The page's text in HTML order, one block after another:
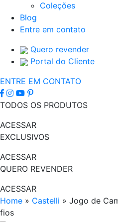
Coleções
Blog
Entre em contato
Quero revender
Portal do Cliente
ENTRE EM CONTATO
TODOS OS PRODUTOS
ACESSAR
EXCLUSIVOS
ACESSAR
QUERO REVENDER
ACESSAR
Home » Castelli » Jogo de
fios